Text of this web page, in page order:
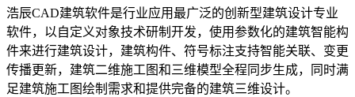
浩辰CAD建筑软件是行业应用最广泛的创新型建筑设计专业
软件，以自定义对象技术研制开发，使用参数化的建筑智能构
件来进行建筑设计，建筑构件、符号标注支持智能关联、变更
传播更新，建筑二维施工图和三维模型全程同步生成，同时满
足建筑施工图绘制需求和提供完备的建筑三维设计。